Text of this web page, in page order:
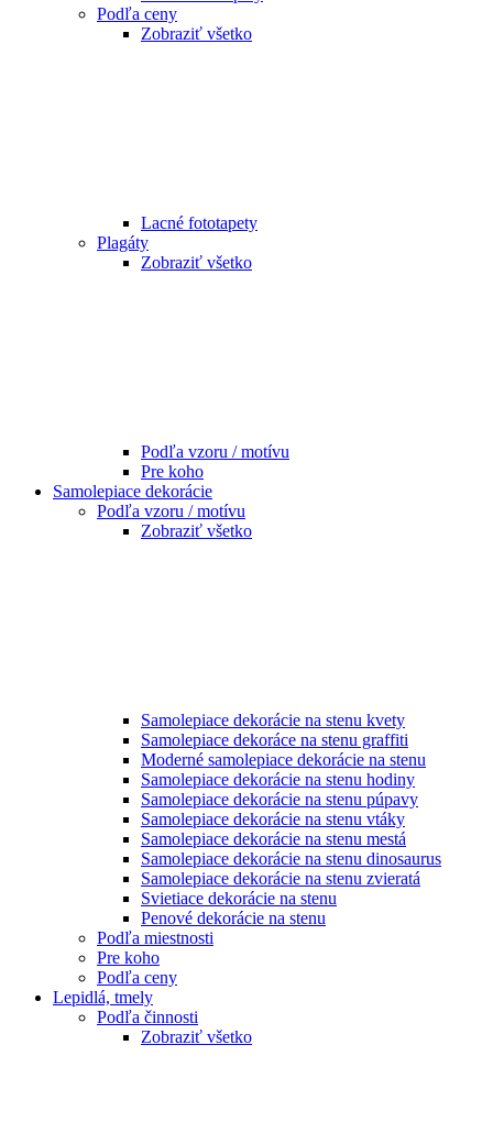
Podľa ceny
Zobraziť všetko
Lacné fototapety
Plagáty
Zobraziť všetko
Podľa vzoru / motívu
Pre koho
Samolepiace dekorácie
Podľa vzoru / motívu
Zobraziť všetko
Samolepiace dekorácie na stenu kvety
Samolepiace dekoráce na stenu graffiti
Moderné samolepiace dekorácie na stenu
Samolepiace dekorácie na stenu hodiny
Samolepiace dekorácie na stenu púpavy
Samolepiace dekorácie na stenu vtáky
Samolepiace dekorácie na stenu mestá
Samolepiace dekorácie na stenu dinosaurus
Samolepiace dekorácie na stenu zvieratá
Svietiace dekorácie na stenu
Penové dekorácie na stenu
Podľa miestnosti
Pre koho
Podľa ceny
Lepidlá, tmely
Podľa činnosti
Zobraziť všetko